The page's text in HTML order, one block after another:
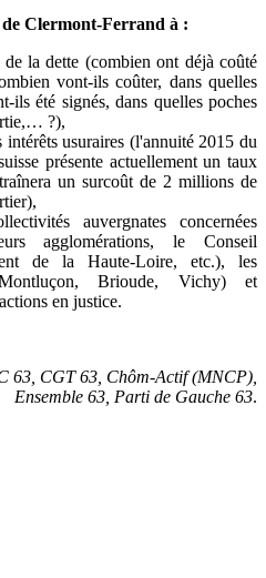
de Clermont-Ferrand à :
la dette (combien ont déjà coûté
vont-ils coûter, dans quelles
ils été signés, dans quelles poches
?),
usuraires (l'annuité 2015 du
présente actuellement un taux
un surcoût de 2 millions de
auvergnates concernées
agglomérations, le Conseil
de la Haute-Loire, etc.), les
Brioude, Vichy) et
en justice.
63, CGT 63, Chôm-Actif (MNCP),
Ensemble 63, Parti de Gauche 63.